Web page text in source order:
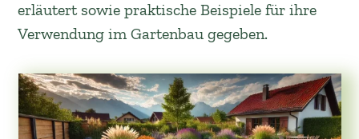
erläutert sowie praktische Beispiele für ihre
Verwendung im Gartenbau gegeben.